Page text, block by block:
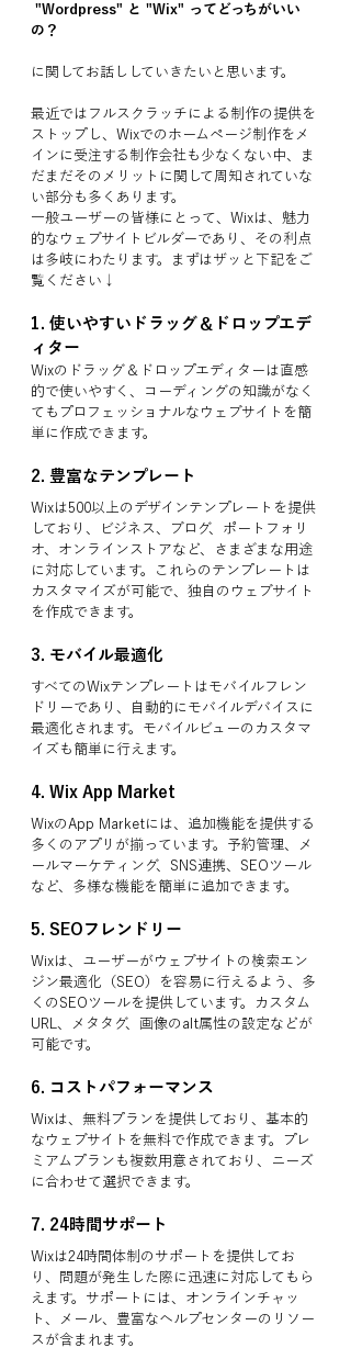
"Wordpress" と "Wix" ってどっちがいい
の？
に関してお話ししていきたいと思います。
最近ではフルスクラッチによる制作の提供を
ストップし、Wixでのホームページ制作をメ
インに受注する制作会社も少なくない中、ま
だまだそのメリットに関して周知されていな
い部分も多くあります。
一般ユーザーの皆様にとって、Wixは、魅力
的なウェブサイトビルダーであり、その利点
は多岐にわたります。まずはザッと下記をご
覧ください↓
1. 使いやすいドラッグ＆ドロップエデ
ィター
Wixのドラッグ＆ドロップエディターは直感
的で使いやすく、コーディングの知識がなく
てもプロフェッショナルなウェブサイトを簡
単に作成できます。
2. 豊富なテンプレート
Wixは500以上のデザインテンプレートを提供
しており、ビジネス、ブログ、ポートフォリ
オ、オンラインストアなど、さまざまな用途
に対応しています。これらのテンプレートは
カスタマイズが可能で、独自のウェブサイト
を作成できます。
3. モバイル最適化
すべてのWixテンプレートはモバイルフレン
ドリーであり、自動的にモバイルデバイスに
最適化されます。モバイルビューのカスタマ
イズも簡単に行えます。
4. Wix App Market
WixのApp Marketには、追加機能を提供する
多くのアプリが揃っています。予約管理、メ
ールマーケティング、SNS連携、SEOツール
など、多様な機能を簡単に追加できます。
5. SEOフレンドリー
Wixは、ユーザーがウェブサイトの検索エン
ジン最適化（SEO）を容易に行えるよう、多
くのSEOツールを提供しています。カスタム
URL、メタタグ、画像のalt属性の設定などが
可能です。
6. コストパフォーマンス
Wixは、無料プランを提供しており、基本的
なウェブサイトを無料で作成できます。プレ
ミアムプランも複数用意されており、ニーズ
に合わせて選択できます。
7. 24時間サポート
Wixは24時間体制のサポートを提供してお
り、問題が発生した際に迅速に対応してもら
えます。サポートには、オンラインチャッ
ト、メール、豊富なヘルプセンターのリソー
スが含まれます。